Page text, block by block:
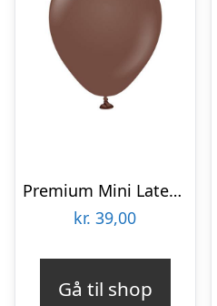
Premium Mini Latexballoner Chocolate Brown
kr. 39,00
Gå til shop